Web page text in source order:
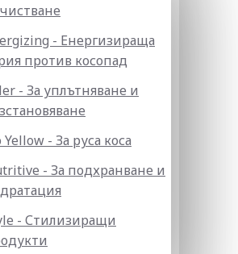
- Енергизираща
против косопад
- За уплътняване и
Yellow - За руса коса
- За подхранване и
- Стилизиращи